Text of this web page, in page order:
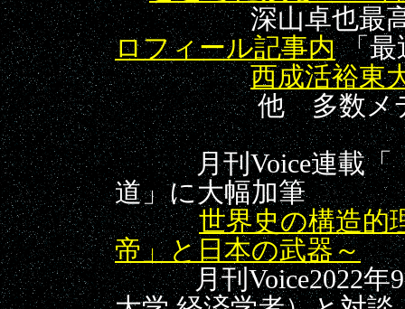
深山卓也最高裁
ロフィール記事内「最
西成活裕東
他 多数メデ
月刊Voice連載「
道」に大幅加筆
世界史の構造的
帝」と日本の武器～
月刊Voice2022年